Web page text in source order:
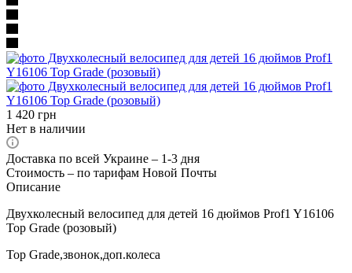
1 420 грн
Нет в наличии
Доставка по всей Украине – 1-3 дня
Стоимость – по тарифам Новой Почты
Описание
Двухколесный велосипед для детей 16 дюймов Prof1 Y16106
Top Grade (розовый)
Top Grade,звонок,доп.колеса